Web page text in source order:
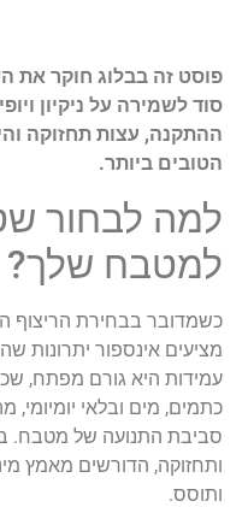
סוד לשמירה על ניקיון
הטובים ביותר.
למטבח שלך?
מציעים אינספור יתרונות
כתמים, מים ובלאי יומיומי,
ותחזוקה, הדורשים מאמץ
ותוסס.